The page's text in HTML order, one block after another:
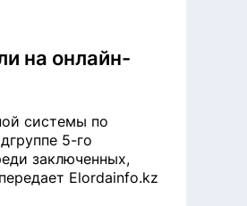
на онлайн-
системы по
5-го
заключенных,
Elordainfo.kz